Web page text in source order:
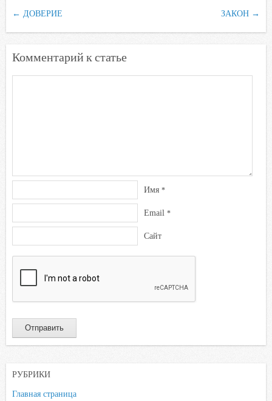
← ДОВЕРИЕ ЗАКОН →
Комментарий к статье
Имя *
Email *
Сайт
РУБРИКИ
Главная страница